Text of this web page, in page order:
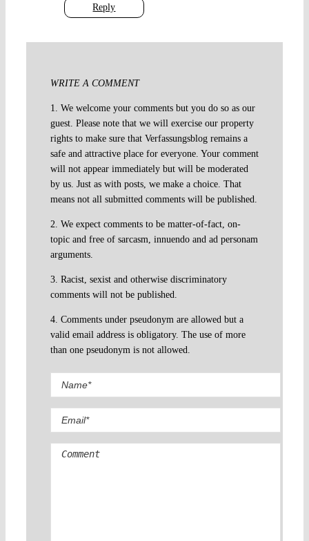
Reply
WRITE A COMMENT
1. We welcome your comments but you do so as our
guest. Please note that we will exercise our property
rights to make sure that Verfassungsblog remains a
safe and attractive place for everyone. Your comment
will not appear immediately but will be moderated
by us. Just as with posts, we make a choice. That
means not all submitted comments will be published.
2. We expect comments to be matter-of-fact, on-
topic and free of sarcasm, innuendo and ad personam
arguments.
3. Racist, sexist and otherwise discriminatory
comments will not be published.
4. Comments under pseudonym are allowed but a
valid email address is obligatory. The use of more
than one pseudonym is not allowed.
Comment